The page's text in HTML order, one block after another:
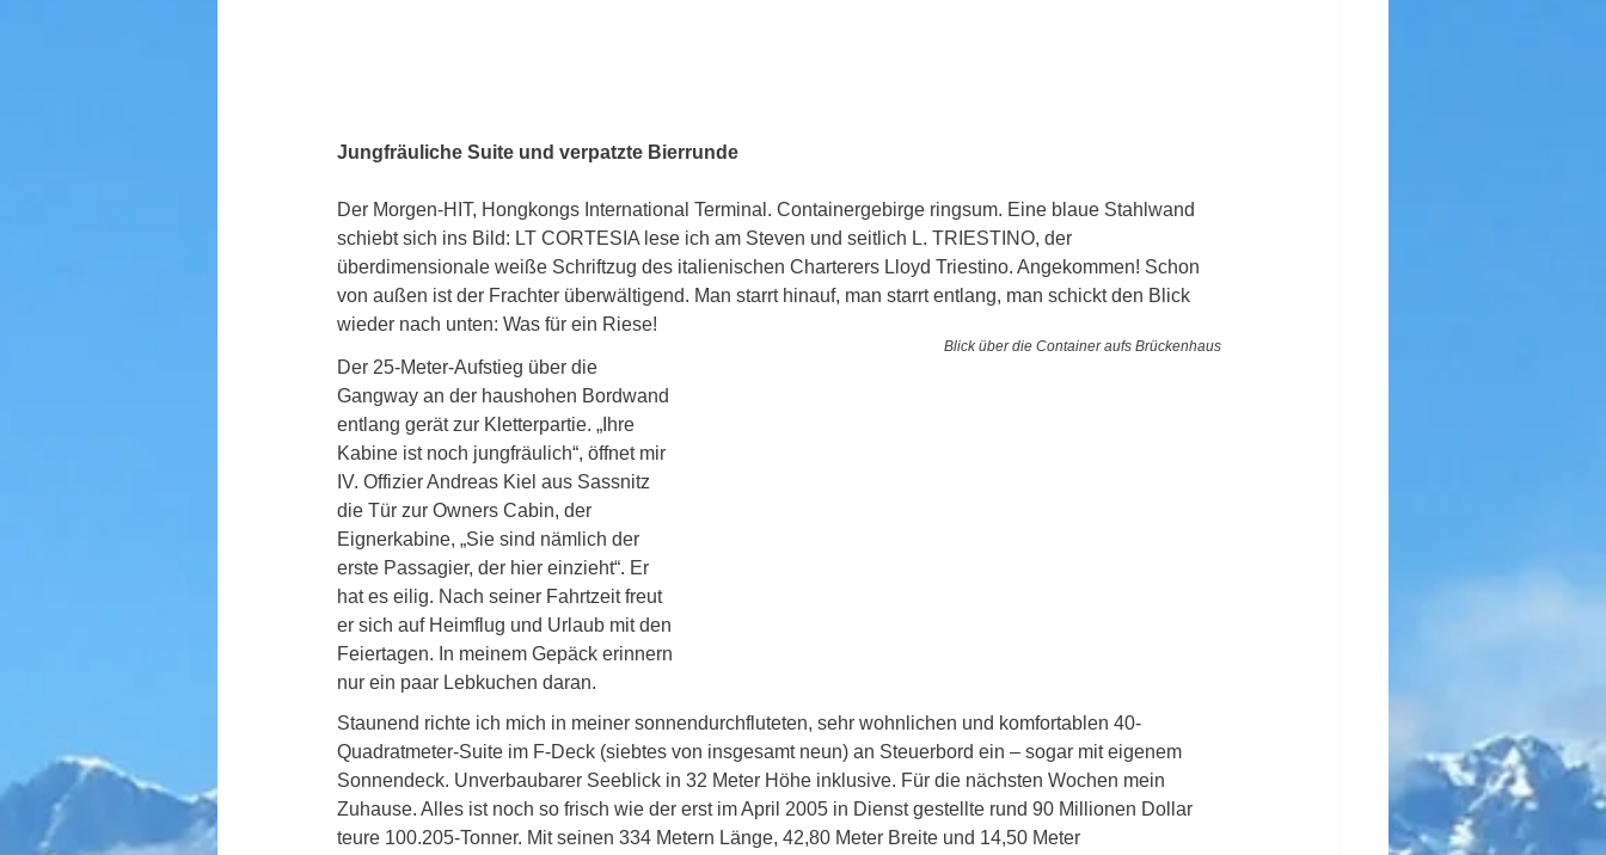
Jungfräuliche Suite und verpatzte Bierrunde
Der Morgen-HIT, Hongkongs International Terminal. Containergebirge ringsum. Eine blaue Stahlwand
schiebt sich ins Bild: LT CORTESIA lese ich am Steven und seitlich L. TRIESTINO, der
überdimensionale weiße Schriftzug des italienischen Charterers Lloyd Triestino. Angekommen! Schon
von außen ist der Frachter überwältigend. Man starrt hinauf, man starrt entlang, man schickt den Blick
wieder nach unten: Was für ein Riese!
Blick über die Container aufs Brückenhaus
Der 25-Meter-Aufstieg über die
Gangway an der haushohen Bordwand
entlang gerät zur Kletterpartie. „Ihre
Kabine ist noch jungfräulich“, öffnet mir
IV. Offizier Andreas Kiel aus Sassnitz
die Tür zur Owners Cabin, der
Eignerkabine, „Sie sind nämlich der
erste Passagier, der hier einzieht“. Er
hat es eilig. Nach seiner Fahrtzeit freut
er sich auf Heimflug und Urlaub mit den
Feiertagen. In meinem Gepäck erinnern
nur ein paar Lebkuchen daran.
Staunend richte ich mich in meiner sonnendurchfluteten, sehr wohnlichen und komfortablen 40-
Quadratmeter-Suite im F-Deck (siebtes von insgesamt neun) an Steuerbord ein – sogar mit eigenem
Sonnendeck. Unverbaubarer Seeblick in 32 Meter Höhe inklusive. Für die nächsten Wochen mein
Zuhause. Alles ist noch so frisch wie der erst im April 2005 in Dienst gestellte rund 90 Millionen Dollar
teure 100.205-Tonner. Mit seinen 334 Metern Länge, 42,80 Meter Breite und 14,50 Meter